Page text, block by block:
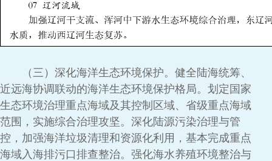
（三）深化海洋生态环境保护。健全陆海统筹、
近远海协调联动的海洋生态环境保护格局。划定国家
生态环境治理重点海域及其控制区域、省级重点海域
范围，实施综合治理攻坚。深化陆源污染治理与管
控，加强海洋垃圾清理和资源化利用，基本完成重点
海域入海排污口排查整治。强化海水养殖环境整治与